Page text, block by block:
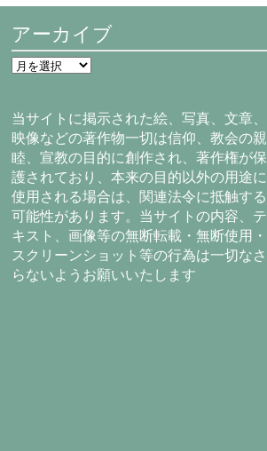
アーカイブ
ア
ー
ブ
当サイトに掲示された絵、写真、文章、
映像などの著作物一切は信仰、教会の親
睦、宣教の目的に創作され、著作権が保
護されており、本来の目的以外の用途に
使用される場合は、関連法令に抵触する
可能性があります。当サイトの内容、テ
キスト、画像等の無断転載・無断使用・
スクリーンショット等の行為は一切なさ
らないようお願いいたします